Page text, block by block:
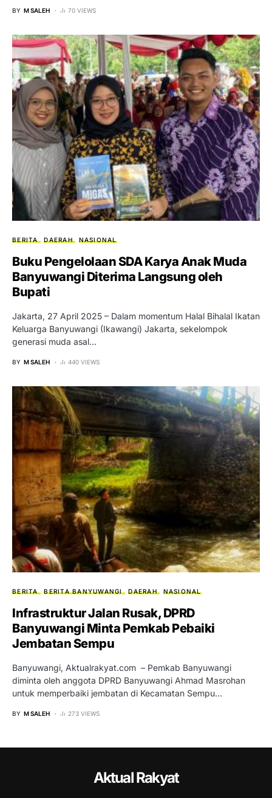
BY M SALEH 70 VIEWS
BERITA DAERAH NASIONAL
Buku Pengelolaan SDA Karya Anak Muda
Banyuwangi Diterima Langsung oleh
Bupati
Jakarta, 27 April 2025 – Dalam momentum Halal Bihalal Ikatan
Keluarga Banyuwangi (Ikawangi) Jakarta, sekelompok
generasi muda asal…
BY M SALEH 440 VIEWS
BERITA BERITA BANYUWANGI DAERAH NASIONAL
Infrastruktur Jalan Rusak, DPRD
Banyuwangi Minta Pemkab Pebaiki
Jembatan Sempu
Banyuwangi, Aktualrakyat.com – Pemkab Banyuwangi
diminta oleh anggota DPRD Banyuwangi Ahmad Masrohan
untuk memperbaiki jembatan di Kecamatan Sempu…
BY M SALEH 273 VIEWS
Aktual Rakyat